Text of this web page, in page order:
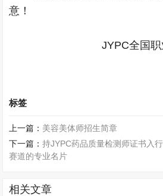
意！
JYPC全国
标签
上一篇： 美容美体师招生简章
下一篇：持JYPC药品质量检测师证书入
赛道的专业名片
相关文章